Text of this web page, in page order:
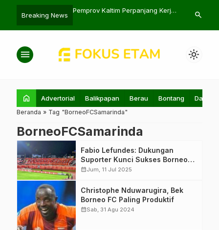
Breaking News
Pemprov Kaltim Perpanjang Kerja
Jokowi Beri
search
menu light_mode
home Advertorial Balikpapan Berau Bontang Daerah
Beranda » Tag "BorneoFCSamarinda"
BorneoFCSamarinda
Fabio Lefundes: Dukungan
Suporter Kunci Sukses Borneo
FC
calendar_monthJum, 11 Jul 2025
Christophe
Nduwarugira
kembali mencetak
gol untuk Borneo
Christophe Nduwarugira, Bek
Borneo FC Paling Produktif
calendar_monthSab, 31 Agu 2024